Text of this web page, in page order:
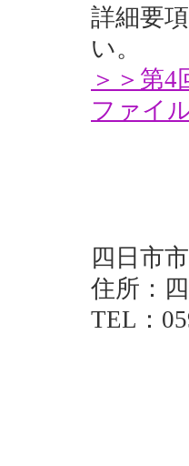
詳細要
い。
＞＞第
ファイ
四日市
住所：
TEL：